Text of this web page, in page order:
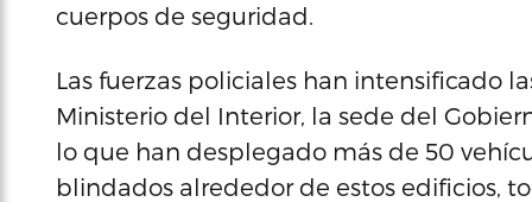
cuerpos de seguridad.
Las fuerzas policiales han intensificado
Ministerio del Interior, la sede del
lo que han desplegado más de 50
blindados alrededor de estos edificios,